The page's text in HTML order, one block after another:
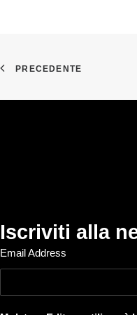
PRECEDENTE
Iscriviti alla
Email Address